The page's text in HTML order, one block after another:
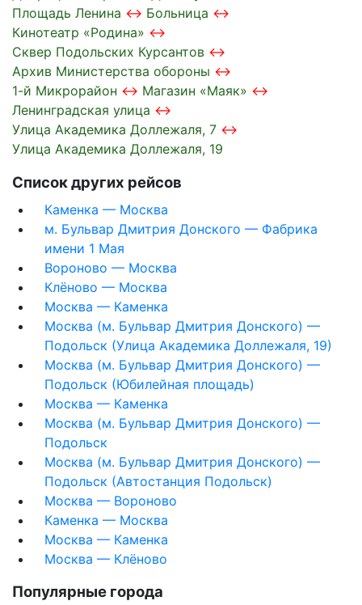
Площадь Ленина
Больница
Кинотеатр «Родина»
Сквер Подольских Курсантов
Архив Министерства обороны
1-й Микрорайон
Магазин «Маяк»
Ленинградская улица
Улица Академика Доллежаля, 7
Улица Академика Доллежаля, 19
Список других рейсов
Каменка — Москва
м. Бульвар Дмитрия Донского — Фабрика
имени 1 Мая
Вороново — Москва
Клёново — Москва
Москва — Каменка
Москва (м. Бульвар Дмитрия Донского) —
Подольск (Улица Академика Доллежаля, 19)
Москва (м. Бульвар Дмитрия Донского) —
Подольск (Юбилейная площадь)
Москва — Каменка
Москва (м. Бульвар Дмитрия Донского) —
Подольск
Москва (м. Бульвар Дмитрия Донского) —
Подольск (Автостанция Подольск)
Москва — Вороново
Каменка — Москва
Москва — Каменка
Москва — Клёново
Популярные города